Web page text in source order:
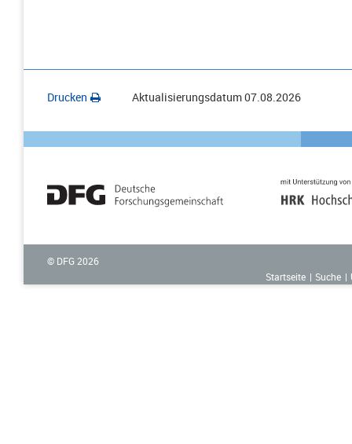
Drucken Aktualisierungsdatum07.08.2026
© DFG 2026
Startseite
Suche